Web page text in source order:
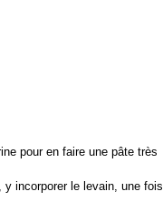
pour en faire une pâte très
y incorporer le levain, une fois